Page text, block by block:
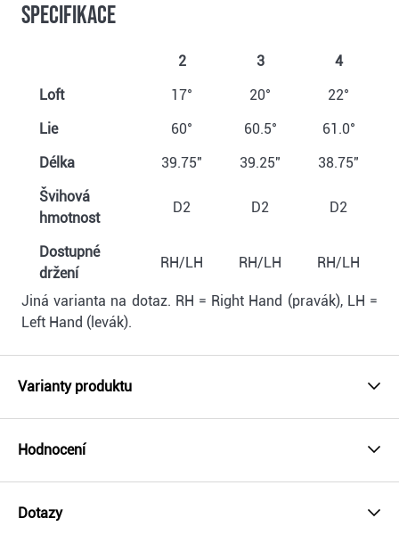
Specifikace
2 3
4
Loft
17° 20°
22°
Lie
60° 60.5°
61.0°
Délka
39.75" 39.25"
38.75"
Švihová
hmotnost
D2 D2 D2
Dostupné
držení
RH/LH RH/LH RH/LH
Jiná varianta na dotaz. RH = Right Hand (pravák), LH =
Left Hand (levák).
Varianty produktu
Hodnocení
Dotazy